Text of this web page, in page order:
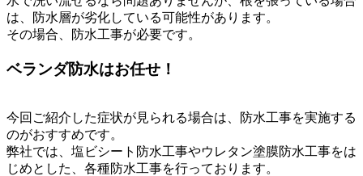
は、防水層が劣化している可能性があります。
その場合、防水工事が必要です。
ベランダ防水はお任せ！
今回ご紹介した症状が見られる場合は、防水工事を実施する
のがおすすめです。
弊社では、塩ビシート防水工事やウレタン塗膜防水工事をは
じめとした、各種防水工事を行っております。